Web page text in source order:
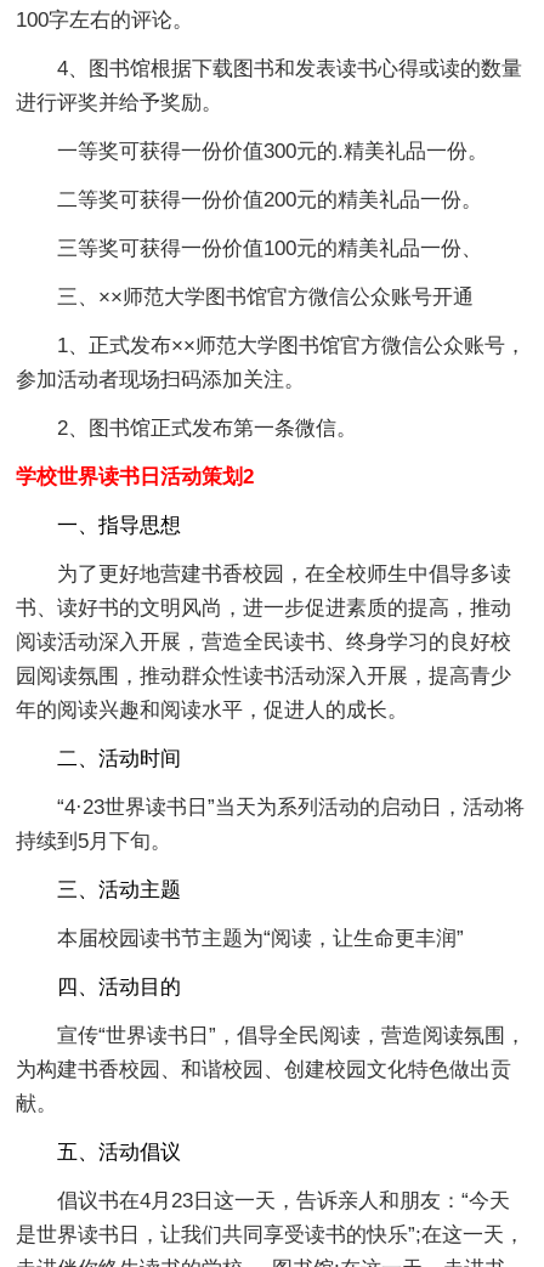
100字左右的评论。
4、图书馆根据下载图书和发表读书心得或读的数量
进行评奖并给予奖励。
一等奖可获得一份价值300元的.精美礼品一份。
二等奖可获得一份价值200元的精美礼品一份。
三等奖可获得一份价值100元的精美礼品一份、
三、××师范大学图书馆官方微信公众账号开通
1、正式发布××师范大学图书馆官方微信公众账号，
参加活动者现场扫码添加关注。
2、图书馆正式发布第一条微信。
学校世界读书日活动策划2
一、指导思想
为了更好地营建书香校园，在全校师生中倡导多读
书、读好书的文明风尚，进一步促进素质的提高，推动
阅读活动深入开展，营造全民读书、终身学习的良好校
园阅读氛围，推动群众性读书活动深入开展，提高青少
年的阅读兴趣和阅读水平，促进人的成长。
二、活动时间
“4·23世界读书日”当天为系列活动的启动日，活动将
持续到5月下旬。
三、活动主题
本届校园读书节主题为“阅读，让生命更丰润”
四、活动目的
宣传“世界读书日”，倡导全民阅读，营造阅读氛围，
为构建书香校园、和谐校园、创建校园文化特色做出贡
献。
五、活动倡议
倡议书在4月23日这一天，告诉亲人和朋友：“今天
是世界读书日，让我们共同享受读书的快乐”;在这一天，